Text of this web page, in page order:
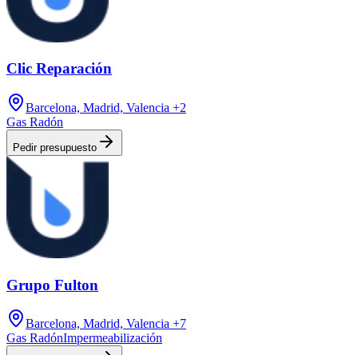
Clic Reparación
Barcelona, Madrid, Valencia +2
Gas Radón
Pedir presupuesto
Grupo Fulton
Barcelona, Madrid, Valencia +7
Gas RadónImpermeabilización